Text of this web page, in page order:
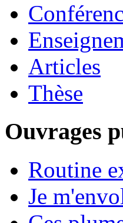
Articles
Thèse
Ouvrages
Routine
Je